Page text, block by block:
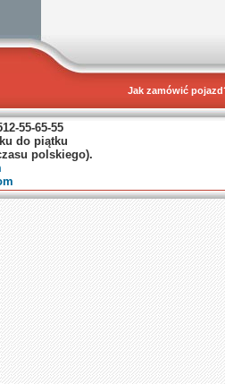
Jak zamówić
55-65-55
do piątku
polskiego).